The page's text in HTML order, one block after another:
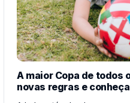
A maior Copa de todos
novas regras e